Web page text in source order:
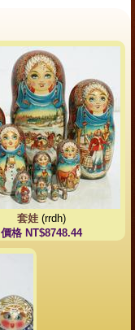
套娃(rrdh)
價格 NT$8748.44